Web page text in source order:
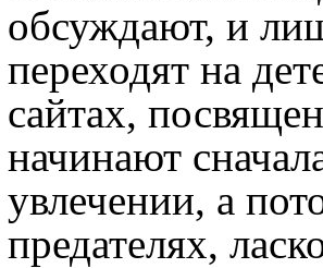
обсуждают, и
переходят на
сайтах,
начинают
увлечении, а
предателях,